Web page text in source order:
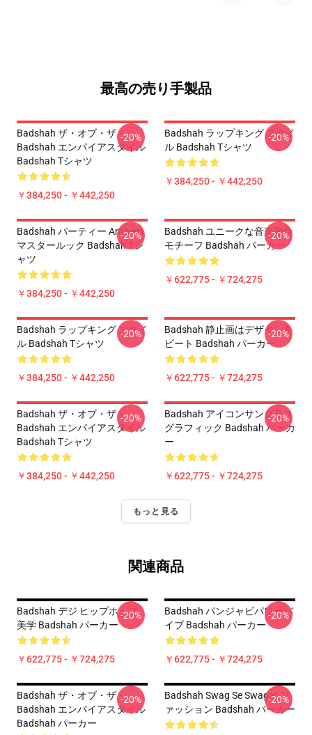
最高の売り手製品
Badshah ザ・オブ・ザ・
Badshah エンパイアスタイル
Badshah Tシャツ
￥384,250 - ￥442,250
-20%
Badshah ラップキング スタイ
ル Badshah Tシャツ
￥384,250 - ￥442,250
-20%
Badshah パーティー Anthem
マスタールック Badshah Tシ
ャツ
￥384,250 - ￥442,250
-20%
Badshah ユニークな音楽融合
モチーフ Badshah パーカー
￥622,775 - ￥724,275
-20%
Badshah ラップキング スタイ
ル Badshah Tシャツ
￥384,250 - ￥442,250
-20%
Badshah 静止画はデザインを
ビート Badshah パーカー
￥622,775 - ￥724,275
-20%
Badshah ザ・オブ・ザ・
Badshah エンパイアスタイル
Badshah Tシャツ
￥384,250 - ￥442,250
-20%
Badshah アイコンサングラス
グラフィック Badshah パーカ
ー
￥622,775 - ￥724,275
-20%
もっと見る
関連商品
Badshah デジ ヒップホップ
美学 Badshah パーカー
￥622,775 - ￥724,275
-20%
Badshah パンジャビパワーバ
イブ Badshah パーカー
￥622,775 - ￥724,275
-20%
Badshah ザ・オブ・ザ・
Badshah エンパイアスタイル
Badshah パーカー
-20%
Badshah Swag Se Swagat フ
ァッション Badshah パーカー
-20%